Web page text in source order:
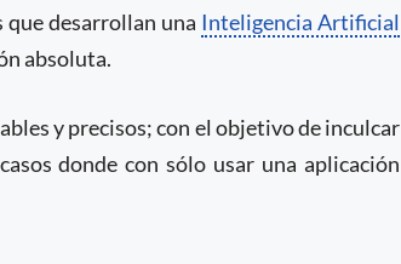
desarrollan una Inteligencia Artificial
absoluta.
y precisos; con el objetivo de inculcar
donde con sólo usar una aplicación